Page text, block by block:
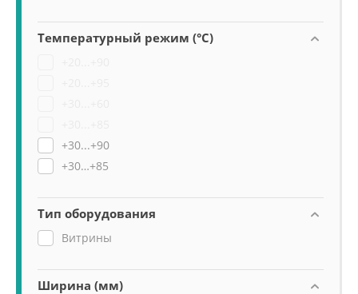
Температурный режим (°C)
+30...+90
+30…+85
Тип оборудования
Витрины
Ширина (мм)